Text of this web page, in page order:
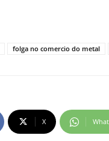
folga no comercio do metal
X